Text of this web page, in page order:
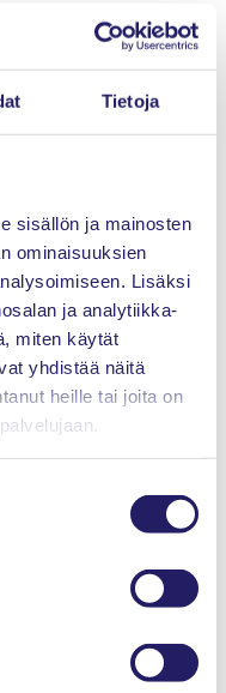
Tietoja
sisällön ja mainosten
ominaisuuksien
Lisäksi
ja analytiikka-
miten käytät
yhdistää näitä
heille tai joita on
– Kun kirjallinen
suulliseen
haastatteluun.
liittyviä
jokainen vaihe on
jälkeen
hyväksynnän
Level B -
Projekti-,
Certified Senior
tai
.